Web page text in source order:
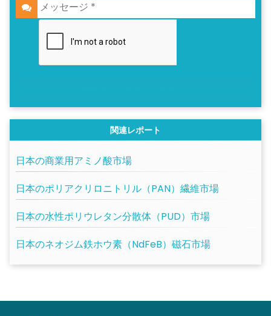
関連レポート
日本の商業用アミノ酸市場
日本のポリアクリロニトリル（PAN）繊維市場
日本の水性ポリウレタン分散体（PUD）市場
日本のネオジム鉄ホウ素（NdFeB）磁石市場